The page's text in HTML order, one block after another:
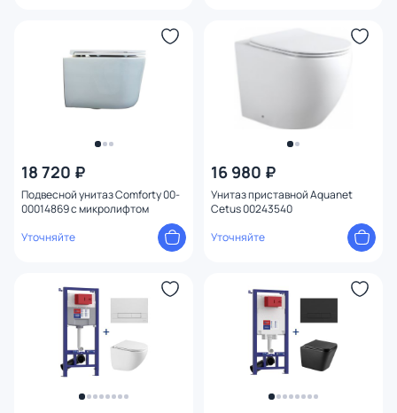
18 720 ₽
Подвесной унитаз Comforty 00-
00014869 с микролифтом
Уточняйте
16 980 ₽
Унитаз приставной Aquanet
Cetus 00243540
Уточняйте